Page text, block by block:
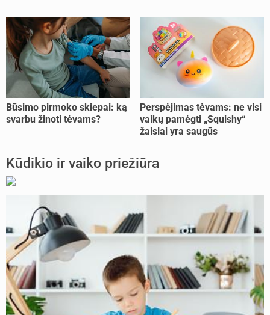
Būsimo pirmoko skiepai: ką
svarbu žinoti tėvams?
Perspėjimas tėvams: ne visi
vaikų pamėgti „Squishy“
žaislai yra saugūs
Kūdikio ir vaiko priežiūra